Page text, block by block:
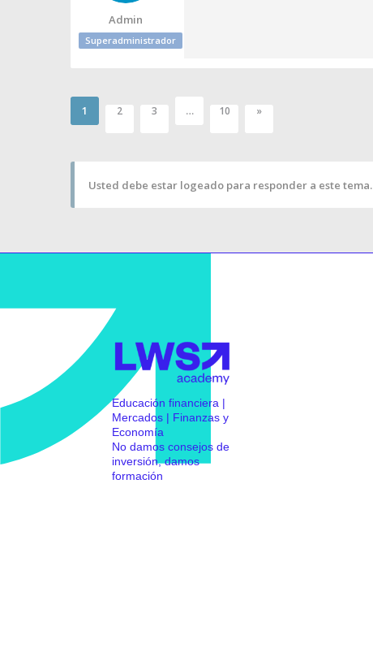
Admin
Superadministrador
1 2 3 … 10 »
Usted debe estar logeado para responder a este tema.
Educación financiera |
Mercados | Finanzas y
Economía
No damos consejos de
inversión, damos
formación